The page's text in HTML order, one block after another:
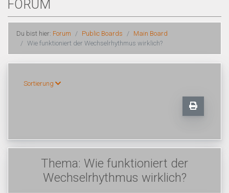
FORUM
Du bist hier: Forum Public Boards
Main Board
Wie funktioniert der Wechselrhythmus wirklich?
Sortierung
Thema: Wie funktioniert der
Wechselrhythmus wirklich?